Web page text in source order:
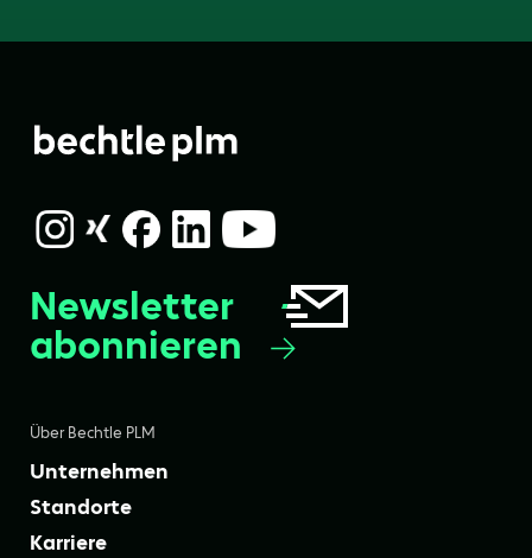
Über Bechtle PLM
Unternehmen
Standorte
Karriere
Newsletter
abonnieren